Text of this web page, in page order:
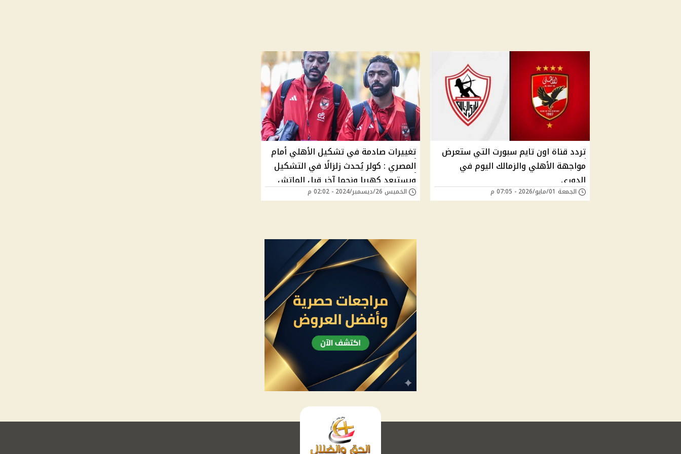
تردد قناة اون تايم سبورت التي ستعرض
مواجهة الأهلي والزمالك اليوم في
الدوري
الجمعة 01/مايو/2026 - 07:05 م
تغييرات صادمة في تشكيل الأهلي أمام
المصري : كولر يُحدث زلزالًا في التشكيل
ويستبعد كهربا ونجما آخر قبل الماتش
بساعات والسبب مفاجئ إية الحكاية؟
الخميس 26/ديسمبر/2024 - 02:02 م